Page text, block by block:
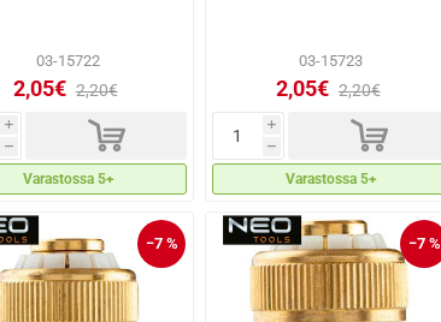
03-15722
2,05€ 2,20€
i
h d
Varastossa 5+
03-15723
2,05€ 2,20€
i
h d
Varastossa 5+
−7 % −7 %